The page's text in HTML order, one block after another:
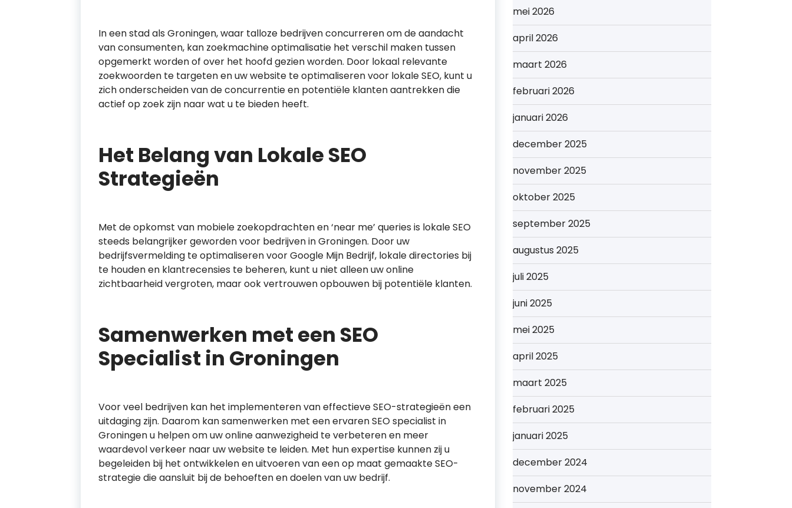
In een stad als Groningen, waar talloze bedrijven concurreren om de aandacht
van consumenten, kan zoekmachine optimalisatie het verschil maken tussen
opgemerkt worden of over het hoofd gezien worden. Door lokaal relevante
zoekwoorden te targeten en uw website te optimaliseren voor lokale SEO, kunt u
zich onderscheiden van de concurrentie en potentiële klanten aantrekken die
actief op zoek zijn naar wat u te bieden heeft.
Het Belang van Lokale SEO
Strategieën
Met de opkomst van mobiele zoekopdrachten en ‘near me’ queries is lokale SEO
steeds belangrijker geworden voor bedrijven in Groningen. Door uw
bedrijfsvermelding te optimaliseren voor Google Mijn Bedrijf, lokale directories bij
te houden en klantrecensies te beheren, kunt u niet alleen uw online
zichtbaarheid vergroten, maar ook vertrouwen opbouwen bij potentiële klanten.
Samenwerken met een SEO
Specialist in Groningen
Voor veel bedrijven kan het implementeren van effectieve SEO-strategieën een
uitdaging zijn. Daarom kan samenwerken met een ervaren SEO specialist in
Groningen u helpen om uw online aanwezigheid te verbeteren en meer
waardevol verkeer naar uw website te leiden. Met hun expertise kunnen zij u
begeleiden bij het ontwikkelen en uitvoeren van een op maat gemaakte SEO-
strategie die aansluit bij de behoeften en doelen van uw bedrijf.
mei 2026
april 2026
maart 2026
februari 2026
januari 2026
december 2025
november 2025
oktober 2025
september 2025
augustus 2025
juli 2025
juni 2025
mei 2025
april 2025
maart 2025
februari 2025
januari 2025
december 2024
november 2024